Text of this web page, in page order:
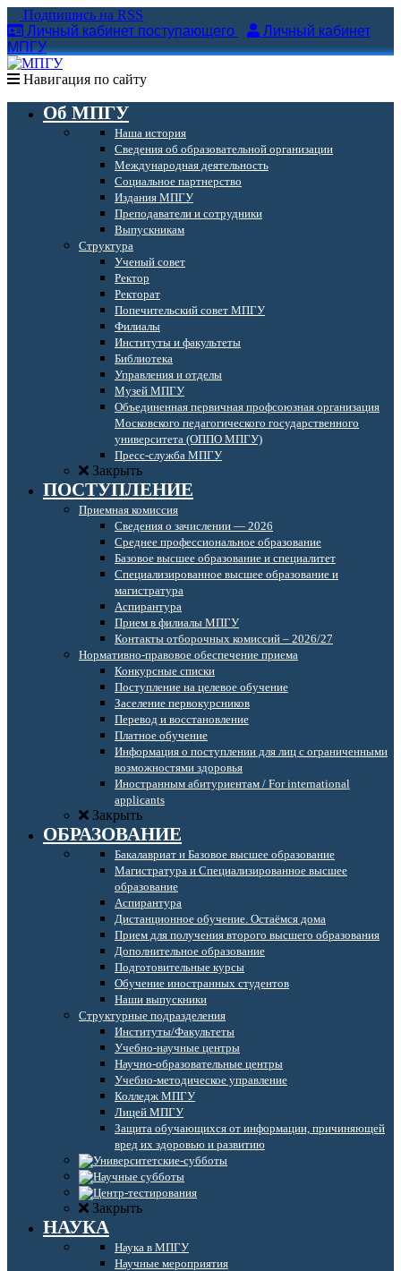
Подпишись на RSS
Личный кабинет поступающего
Личный кабинет
МПГУ
Навигация по сайту
Об МПГУ
Наша история
Сведения об образовательной организации
Международная деятельность
Социальное партнерство
Издания МПГУ
Преподаватели и сотрудники
Выпускникам
Структура
Ученый совет
Ректор
Ректорат
Попечительский совет МПГУ
Филиалы
Институты и факультеты
Библиотека
Управления и отделы
Музей МПГУ
Объединенная первичная профсоюзная организация
Московского педагогического государственного
университета (ОППО МПГУ)
Пресс-служба МПГУ
Закрыть
ПОСТУПЛЕНИЕ
Приемная комиссия
Сведения о зачислении — 2026
Среднее профессиональное образование
Базовое высшее образование и специалитет
Специализированное высшее образование и
магистратура
Аспирантура
Прием в филиалы МПГУ
Контакты отборочных комиссий – 2026/27
Нормативно-правовое обеспечение приема
Конкурсные списки
Поступление на целевое обучение
Заселение первокурсников
Перевод и восстановление
Платное обучение
Информация о поступлении для лиц с ограниченными
возможностями здоровья
Иностранным абитуриентам / For international
applicants
Закрыть
ОБРАЗОВАНИЕ
Бакалавриат и Базовое высшее образование
Магистратура и Специализированное высшее
образование
Аспирантура
Дистанционное обучение. Остаёмся дома
Прием для получения второго высшего образования
Дополнительное образование
Подготовительные курсы
Обучение иностранных студентов
Наши выпускники
Структурные подразделения
Институты/Факультеты
Учебно-научные центры
Научно-образовательные центры
Учебно-методическое управление
Колледж МПГУ
Лицей МПГУ
Защита обучающихся от информации, причиняющей
вред их здоровью и развитию
Закрыть
НАУКА
Наука в МПГУ
Научные мероприятия